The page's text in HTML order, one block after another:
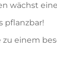
wächst
pflanzbar!
einem